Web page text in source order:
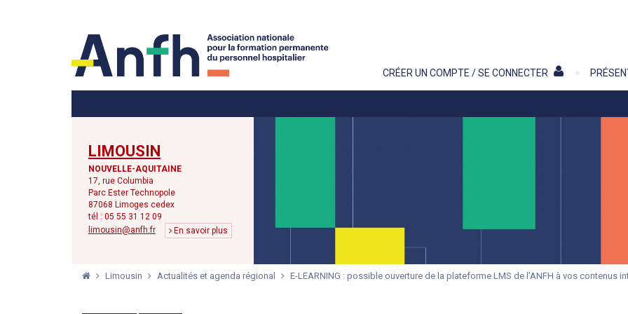
CRÉER UN COMPTE / SE CONNECTER
LIMOUSIN
NOUVELLE-AQUITAINE
17, rue Columbia
Parc Ester Technopole
87068 Limoges cedex
tél : 05 55 31 12 09
limousin@anfh.fr
En savoir plus
Limousin Actualités et agenda régional E-LEARNING : possible ouverture de la plateforme LMS de l’ANFH à vos contenus